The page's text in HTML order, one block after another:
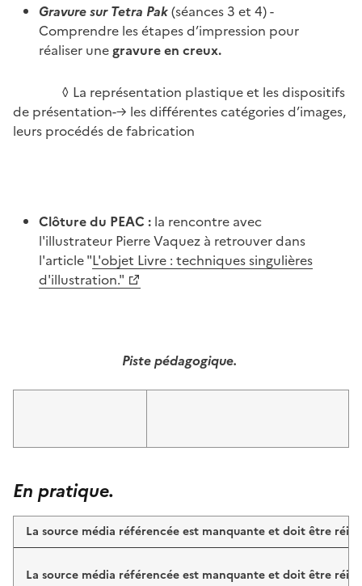
Gravure sur Tetra Pak(séances 3 et 4) -
Comprendre les étapes d’impression pour
réaliser une gravure en creux.
◊ La représentation plastique et les dispositifs
de présentation-→ les différentes catégories d’images,
leurs procédés de fabrication
Clôture du PEAC : la rencontre avec
l'illustrateur Pierre Vaquez à retrouver dans
l'article "L'objet Livre : techniques singulières
d'illustration."
Piste pédagogique.
En pratique.
La source média référencée est manquante et doit être
La source média référencée est manquante et doit être